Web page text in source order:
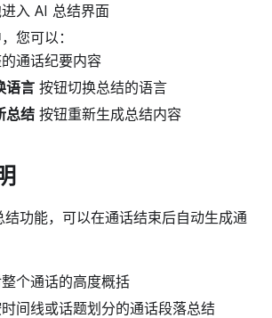
入 AI 总结界面
您可以：
通话纪要内容
语言 按钮切换总结的语言
总结 按钮重新生成总结内容
功能，可以在通话结束后自动生成通
整个通话的高度概括
时间线或话题划分的通话段落总结